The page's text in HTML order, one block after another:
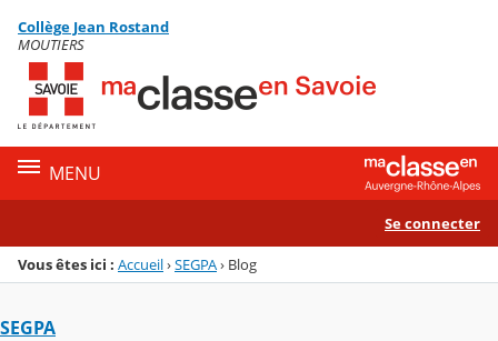
Menu de la rubrique
Contenu
Collège Jean Rostand
MOUTIERS
MENU
Se connecter
Vous êtes ici : Accueil›SEGPA› Blog
SEGPA